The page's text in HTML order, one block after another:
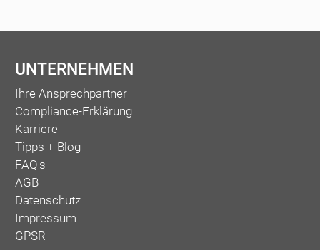
UNTERNEHMEN
Ihre Ansprechpartner
Compliance-Erklärung
Karriere
Tipps + Blog
FAQ's
AGB
Datenschutz
Impressum
GPSR